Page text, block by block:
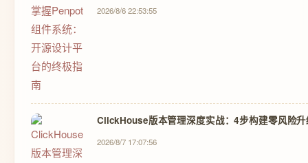
2026/8/6 22:53:55
ClickHouse版本管理深度实战：4步构建零风险
2026/8/7 17:07:56